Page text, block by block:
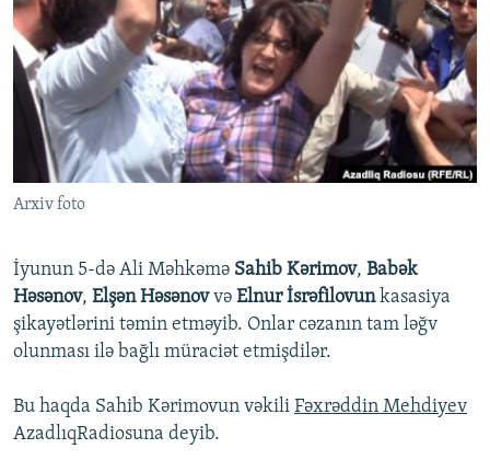
MULTIMEDIA
VIDEO
FOTOQALEREYA
İNFOQRAFIKA
KARIKATURA
RADIO ARXIV
OXU ZALI
AZƏRBAYCAN ƏDƏBIYYATI KITABXANASI
İSLAM VƏ DEMOKRATIYA
İZ - MƏDƏNIYYƏT PROQRAMI
HAQQIMIZDA
MISSIYAMIZ
PEŞƏ ETIKASI VƏ JURNALISTIKA STANDARTLARIMIZ
MATERIALLARIMIZDAN ISTIFADƏ
BIZIMLƏ ƏLAQƏ
XƏBƏR BÜLLETENLƏRIMIZ
BIZI IZLƏ
Arxiv foto
İyunun 5-də Ali Məhkəmə Sahib Kərimov, Babək
Həsənov, Elşən Həsənovvə Elnur İsrəfilovunkasasiya
şikayətlərini təmin etməyib. Onlar cəzanın tam ləğv
olunması ilə bağlı müraciət etmişdilər.
Bu haqda Sahib Kərimovun vəkili Fəxrəddin Mehdiyev
AzadlıqRadiosuna deyib.